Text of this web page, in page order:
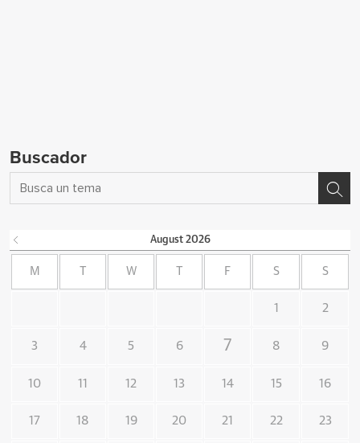
Buscador
August 2026
M W F S S
1 2
3 4 5 6 7 8 9
10 11 12 13 14 15 16
17 18 19 20 21 22 23